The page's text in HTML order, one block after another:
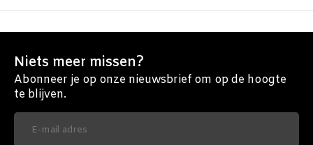
Niets meer missen?
Abonneer je op onze nieuwsbrief om op de hoogte
te blijven.